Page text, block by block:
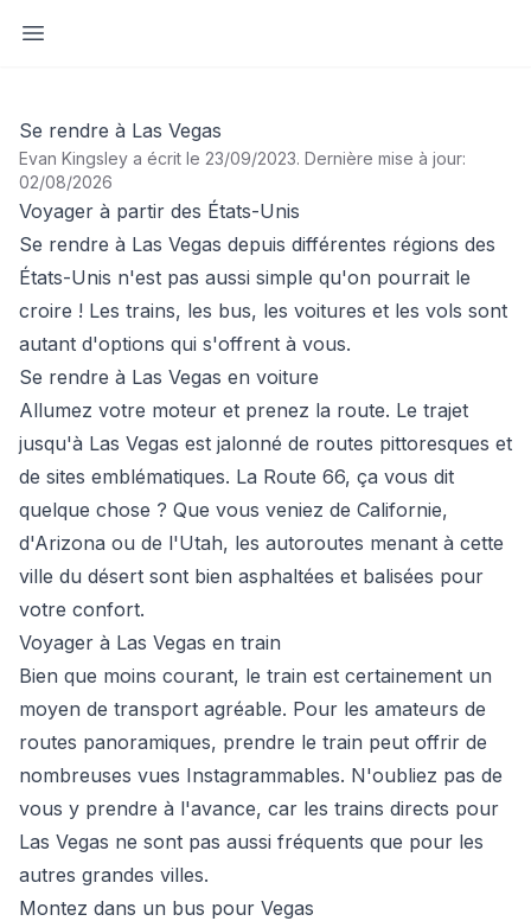
Ouvrir la barre latérale
Se rendre à Las Vegas
Evan Kingsley a écrit le 23/09/2023. Dernière mise à jour:
02/08/2026
Voyager à partir des États-Unis
Se rendre à Las Vegas depuis différentes régions des
États-Unis n'est pas aussi simple qu'on pourrait le
croire ! Les trains, les bus, les voitures et les vols sont
autant d'options qui s'offrent à vous.
Se rendre à Las Vegas en voiture
Allumez votre moteur et prenez la route. Le trajet
jusqu'à Las Vegas est jalonné de routes pittoresques et
de sites emblématiques. La Route 66, ça vous dit
quelque chose ? Que vous veniez de Californie,
d'Arizona ou de l'Utah, les autoroutes menant à cette
ville du désert sont bien asphaltées et balisées pour
votre confort.
Voyager à Las Vegas en train
Bien que moins courant, le train est certainement un
moyen de transport agréable. Pour les amateurs de
routes panoramiques, prendre le train peut offrir de
nombreuses vues Instagrammables. N'oubliez pas de
vous y prendre à l'avance, car les trains directs pour
Las Vegas ne sont pas aussi fréquents que pour les
autres grandes villes.
Montez dans un bus pour Vegas